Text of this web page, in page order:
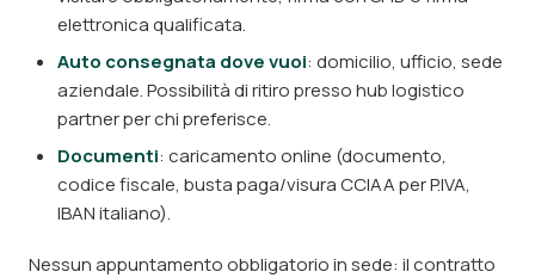
elettronica qualificata.
Auto consegnata dove vuoi: domicilio, ufficio, sede
aziendale. Possibilità di ritiro presso hub logistico
partner per chi preferisce.
Documenti: caricamento online (documento,
codice fiscale, busta paga/visura CCIAA per P.IVA,
IBAN italiano).
Nessun appuntamento obbligatorio in sede: il contratto